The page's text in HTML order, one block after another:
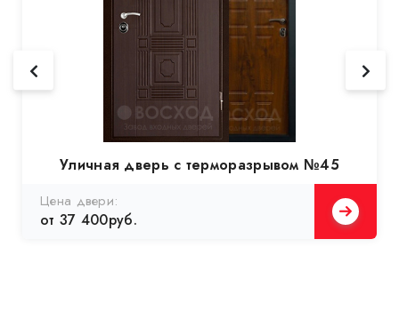
Уличная дверь с терморазрывом №45
Цена двери:
от 37 400руб.